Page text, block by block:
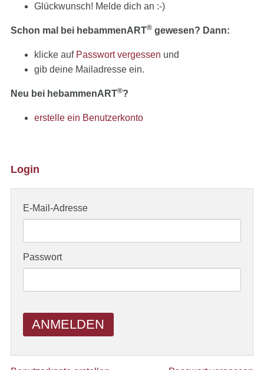
Glückwunsch! Melde dich an :-)
Schon mal bei hebammenART® gewesen? Dann:
klicke auf Passwort vergessen und
gib deine Mailadresse ein.
Neu bei hebammenART®?
erstelle ein Benutzerkonto
Login
E-Mail-Adresse
Passwort
ANMELDEN